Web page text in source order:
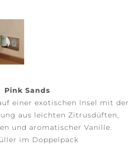
Pink Sands
einer exotischen Insel mit der
aus leichten Zitrusdüften,
und aromatischer Vanille.
im Doppelpack